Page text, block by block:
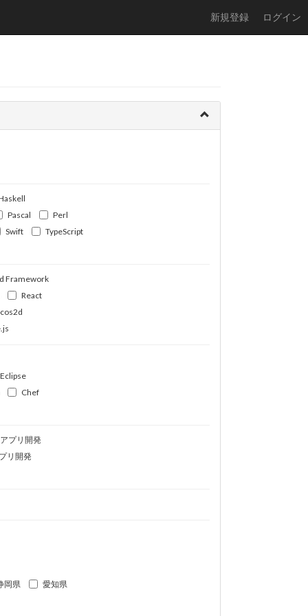
新規登録 ログイン
Pascal
Perl
Swift
TypeScript
Framework
React
Eclipse
Chef
プリ開発
リ開発
岡県
愛知県